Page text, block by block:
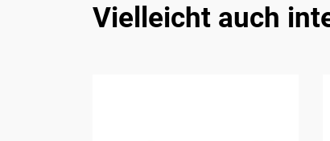
Vielleicht auch